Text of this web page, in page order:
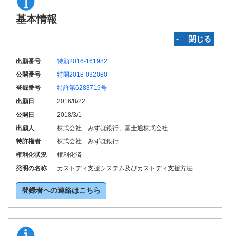
基本情報
‐ 閉じる
出願番号
特願2016-161982
公開番号
特開2018-032080
登録番号
特許第6283719号
出願日
2016/8/22
公開日
2018/3/1
出願人
株式会社 みずほ銀行、富士通株式会社
特許権者
株式会社 みずほ銀行
権利化状況
権利化済
発明の名称
カストディ支援システム及びカストディ支援方法
登録者への連絡はこちら